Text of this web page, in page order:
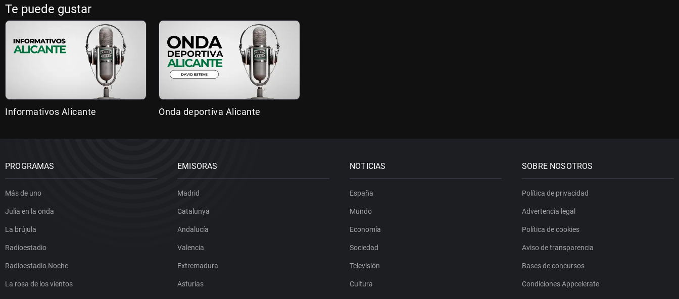
Te puede gustar
Informativos Alicante Onda deportiva Alicante
PROGRAMAS
Más de uno
Julia en la onda
La brújula
Radioestadio
Radioestadio Noche
La rosa de los vientos
EMISORAS
Madrid
Catalunya
Andalucía
Valencia
Extremadura
Asturias
NOTICIAS
España
Mundo
Economía
Sociedad
Televisión
Cultura
SOBRE NOSOTROS
Política de privacidad
Advertencia legal
Política de cookies
Aviso de transparencia
Bases de concursos
Condiciones Appcelerate